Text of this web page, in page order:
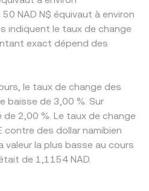
NAD N$ équivaut à environ
indiquent le taux de change
exact dépend des
le taux de change des
baisse de 3,00 %. Sur
de 2,00 %. Le taux de change
contre des dollar namibien
valeur la plus basse au cours
de 1,1154 NAD.